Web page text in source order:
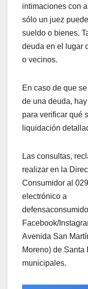
intimaciones con
sólo un juez
sueldo o bienes.
deuda en el lugar
o vecinos.
En caso de que
de una deuda,
para verificar qué
liquidación
Las consultas,
realizar en la
Consumidor al
electrónico a
Facebook/
Avenida San
Moreno) de
municipales.